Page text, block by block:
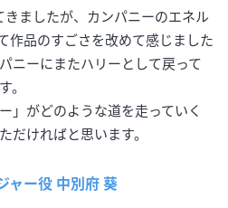
ましたが、カンパニーのエネル
作品のすごさを改めて感じました
ニーにまたハリーとして戻って
。
」がどのような道を走っていく
だければと思います。
ャー役 中別府 葵